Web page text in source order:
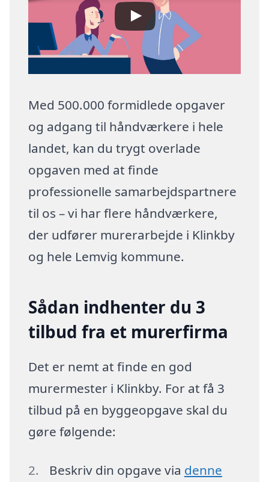
Med 500.000 formidlede opgaver
og adgang til håndværkere i hele
landet, kan du trygt overlade
opgaven med at finde
professionelle samarbejdspartnere
til os – vi har flere håndværkere,
der udfører murerarbejde i Klinkby
og hele Lemvig kommune.
Sådan indhenter du 3
tilbud fra et murerfirma
Det er nemt at finde en god
murermester i Klinkby. For at få 3
tilbud på en byggeopgave skal du
gøre følgende:
Beskriv din opgave via denne